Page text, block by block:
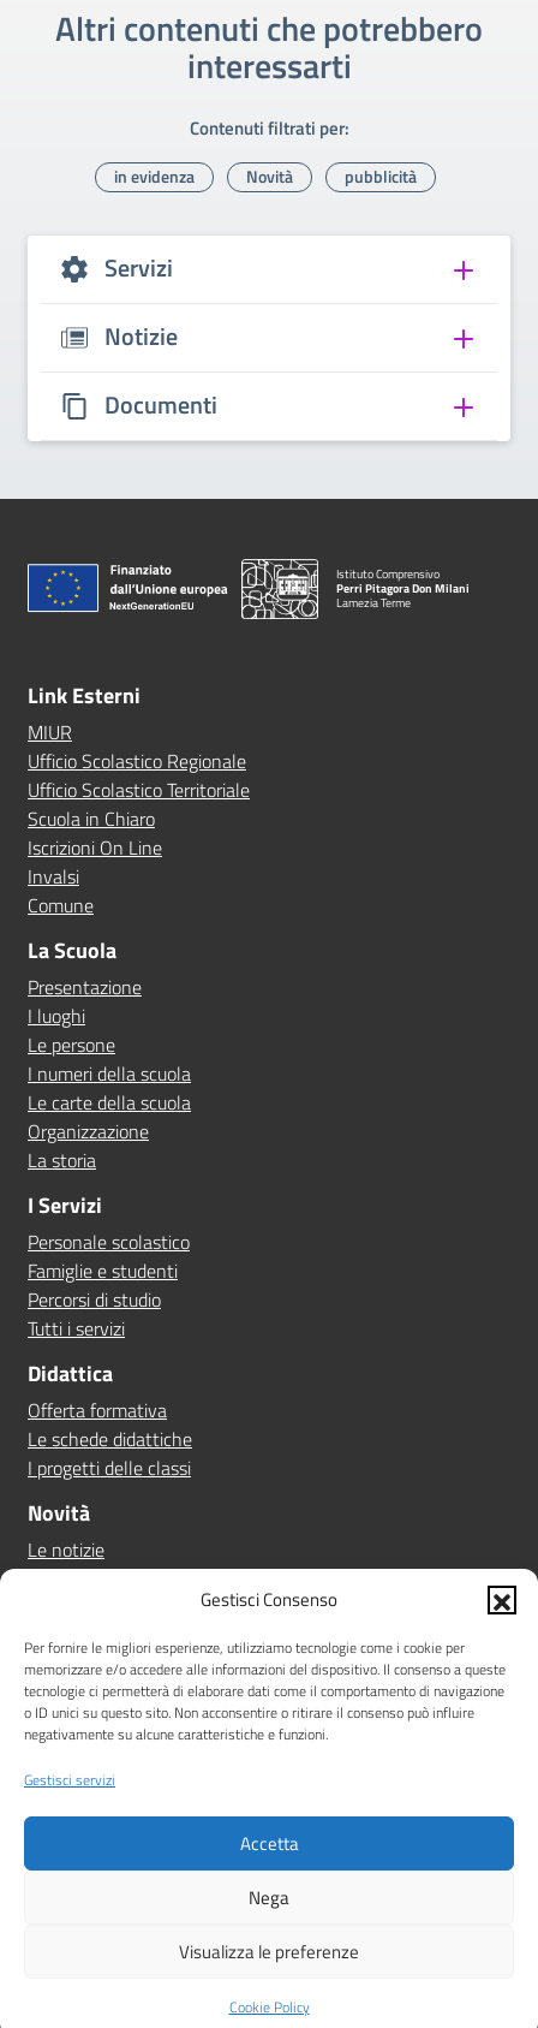
Gestisci Consenso
Per fornire le migliori esperienze, utilizziamo tecnologie come i cookie per
memorizzare e/o accedere alle informazioni del dispositivo. Il consenso a queste
tecnologie ci permetterà di elaborare dati come il comportamento di navigazione
o ID unici su questo sito. Non acconsentire o ritirare il consenso può influire
negativamente su alcune caratteristiche e funzioni.
Gestisci servizi
Accetta
Nega
Visualizza le preferenze
Cookie Policy
Altri contenuti che potrebbero
interessarti
Contenuti filtrati per:
in evidenza Novità pubblicità
Servizi
Notizie
Documenti
Istituto Comprensivo
Perri Pitagora Don Milani
Lamezia Terme
Link Esterni
MIUR
Ufficio Scolastico Regionale
Ufficio Scolastico Territoriale
Scuola in Chiaro
Iscrizioni On Line
Invalsi
Comune
La Scuola
Presentazione
I luoghi
Le persone
I numeri della scuola
Le carte della scuola
Organizzazione
La storia
I Servizi
Personale scolastico
Famiglie e studenti
Percorsi di studio
Tutti i servizi
Didattica
Offerta formativa
Le schede didattiche
I progetti delle classi
Novità
Le notizie
Le circolari
Albo online
Pn 21/27
Ptof
Iscrizioni
Sicurezza
Amministrazione TrasparenteAlbo onlinePrivacy Policy
Dichiarazione di accessibilità
Idea e progetto di Designers Italia